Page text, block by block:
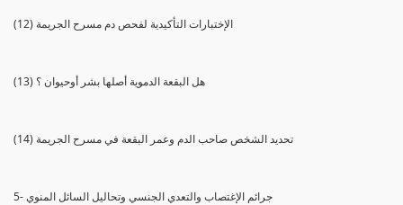
(12) الإختبارات التأكيدية لفحص دم مسرح الجريمة
(13) هل البقعة الدموية أصلها بشر أوحيوان ؟
(14) تحديد الشخص صاحب الدم وعمر البقعة في مسرح الجريمة
5- جرائم الإغتصاب والتعدي الجنسي وتحاليل السائل المنوي